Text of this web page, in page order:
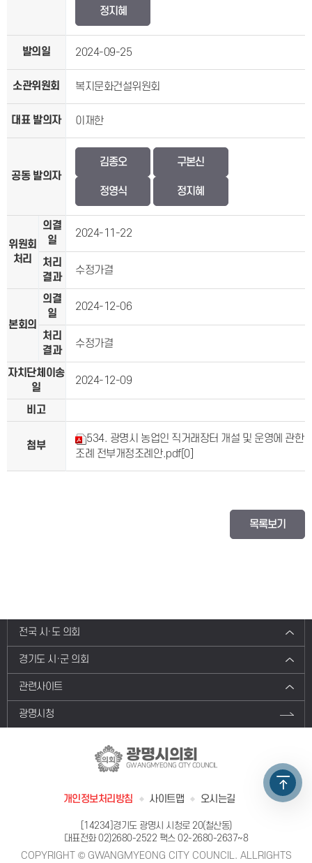
정지혜
발의일 2024-09-25
소관위원회 복지문화건설위원회
대표 발의자 이재한
공동 발의자
김종오 구본신
정영식 정지혜
위원회
처리
의결
일
2024-11-22
처리
결과
수정가결
본회의
의결
일
2024-12-06
처리
결과
수정가결
자치단체이송
일
2024-12-09
비고
첨부
534. 광명시 농업인 직거래장터 개설 및 운영에 관한
조례 전부개정조례안.pdf[0]
목록보기
전국 시·도 의회
경기도 시·군 의회
관련사이트
광명시청
광명시의회
GWANGMYEONG CITY COUNCIL
개인정보처리방침 사이트맵 오시는길
[14234]경기도 광명시 시청로 20(철산동)
대표전화02)2680-2522 팩스 02-2680-2637~8
COPYRIGHT © GWANGMYEONG CITY COUNCIL. ALLRIGHTS